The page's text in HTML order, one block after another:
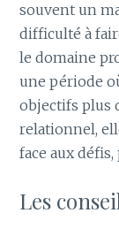
souvent un
difficulté à
le domaine
une période
objectifs plus
relationnel,
face aux
Les